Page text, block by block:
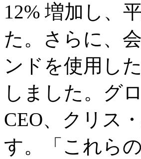
12% 増加し、
た。さらに、
ンドを使用し
しました。グ
CEO、クリス
す。「これら